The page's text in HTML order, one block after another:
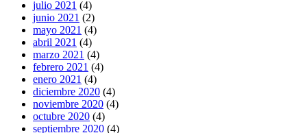
julio 2021 (4)
junio 2021 (2)
mayo 2021 (4)
abril 2021 (4)
marzo 2021 (4)
febrero 2021 (4)
enero 2021 (4)
diciembre 2020 (4)
noviembre 2020 (4)
octubre 2020 (4)
septiembre 2020 (4)